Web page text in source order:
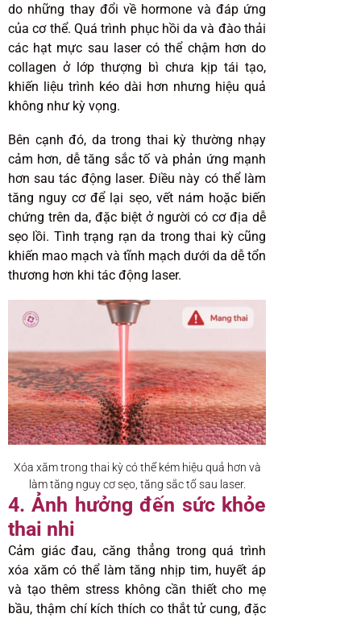
do những thay đổi về hormone và đáp ứng
của cơ thể. Quá trình phục hồi da và đào thải
các hạt mực sau laser có thể chậm hơn do
collagen ở lớp thượng bì chưa kịp tái tạo,
khiến liệu trình kéo dài hơn nhưng hiệu quả
không như kỳ vọng.
Bên cạnh đó, da trong thai kỳ thường nhạy
cảm hơn, dễ tăng sắc tố và phản ứng mạnh
hơn sau tác động laser. Điều này có thể làm
tăng nguy cơ để lại sẹo, vết nám hoặc biến
chứng trên da, đặc biệt ở người có cơ địa dễ
sẹo lồi. Tình trạng rạn da trong thai kỳ cũng
khiến mao mạch và tĩnh mạch dưới da dễ tổn
thương hơn khi tác động laser.
Xóa xăm trong thai kỳ có thể kém hiệu quả hơn và
làm tăng nguy cơ sẹo, tăng sắc tố sau laser.
4. Ảnh hưởng đến sức khỏe
thai nhi
Cảm giác đau, căng thẳng trong quá trình
xóa xăm có thể làm tăng nhịp tim, huyết áp
và tạo thêm stress không cần thiết cho mẹ
bầu, thậm chí kích thích co thắt tử cung, đặc